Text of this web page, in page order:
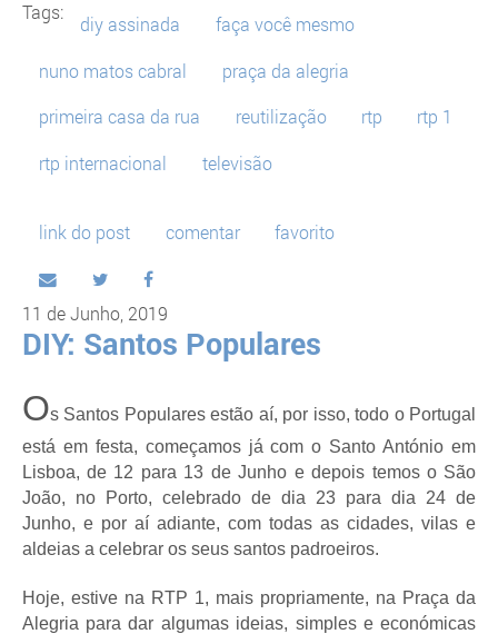
Tags:
diy assinada faça você mesmo
nuno matos cabral praça da alegria
primeira casa da rua reutilização rtp rtp 1
rtp internacional televisão
link do post comentar favorito
11 de Junho, 2019
DIY: Santos Populares
Os Santos Populares estão aí, por isso, todo o Portugal
está em festa, começamos já com o Santo António em
Lisboa, de 12 para 13 de Junho e depois temos o São
João, no Porto, celebrado de dia 23 para dia 24 de
Junho, e por aí adiante, com todas as cidades, vilas e
aldeias a celebrar os seus santos padroeiros.
Hoje, estive na RTP 1, mais propriamente, na Praça da
Alegria para dar algumas ideias, simples e económicas